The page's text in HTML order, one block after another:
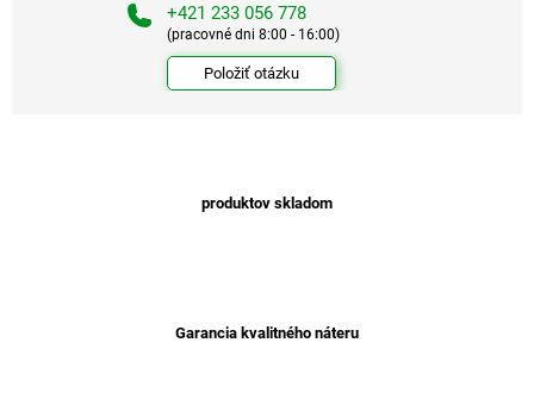
+421 233 056 778
(pracovné dni 8:00 - 16:00)
Položiť otázku
produktov skladom
Garancia kvalitného náteru